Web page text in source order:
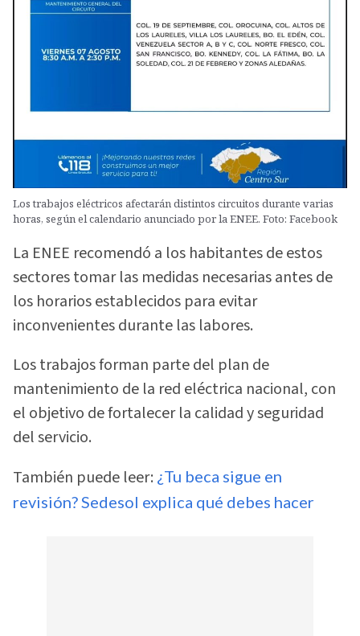
Los trabajos eléctricos afectarán distintos circuitos durante varias
horas, según el calendario anunciado por la ENEE. Foto: Facebook
La ENEE recomendó a los habitantes de estos
sectores tomar las medidas necesarias antes de
los horarios establecidos para evitar
inconvenientes durante las labores.
Los trabajos forman parte del plan de
mantenimiento de la red eléctrica nacional, con
el objetivo de fortalecer la calidad y seguridad
del servicio.
También puede leer: ¿Tu beca sigue en
revisión? Sedesol explica qué debes hacer